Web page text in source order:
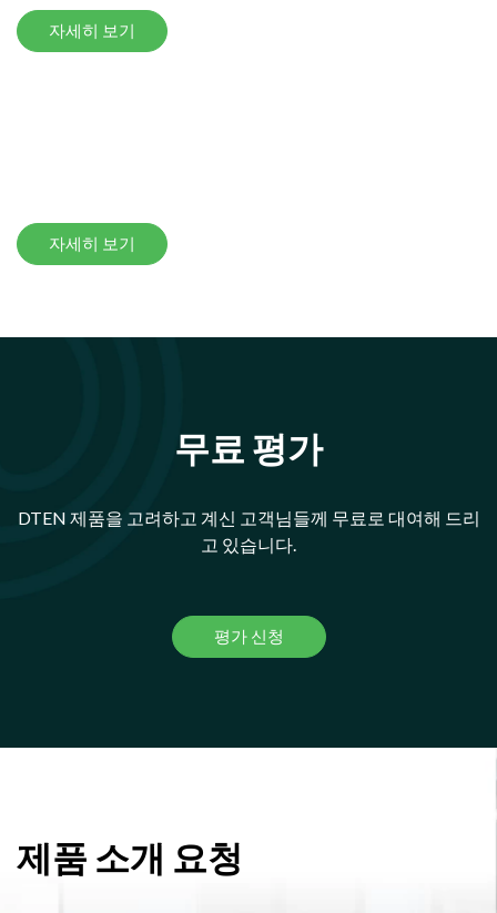
자세히 보기
자세히 보기
무료 평가
DTEN 제품을 고려하고 계신 고객님들께 무료로 대여해 드리
고 있습니다.
평가 신청
제품 소개 요청